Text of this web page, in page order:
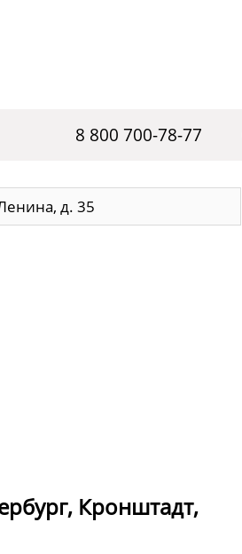
8 800 700-78-77
д. 35
Кронштадт,